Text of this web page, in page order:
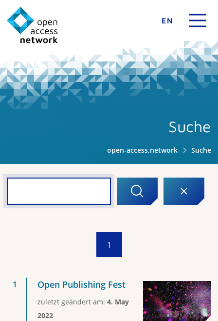
EN
Suche
open-access.network Suche
1
Open Publishing Fest
zuletzt geändert am: 4. May
2022